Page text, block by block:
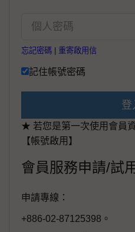
忘記密碼 重寄啟用信
記住帳號密碼
登
★ 若您是第一次使用會員
【帳號啟用】
會員服務申請/試
申請專線：
+886-02-87125398。